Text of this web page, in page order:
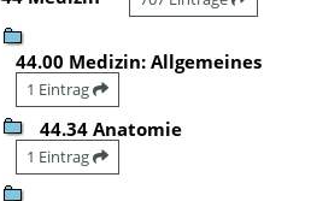
44.00 Medizin: Allgemeines
1 Eintrag
44.34 Anatomie
1 Eintrag